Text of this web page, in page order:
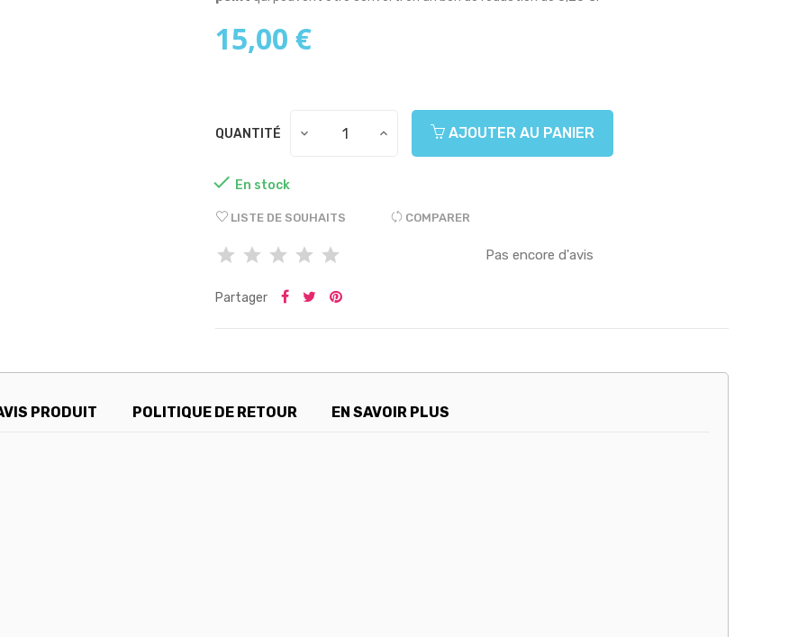
15,00 €
QUANTITÉ AJOUTER AU PANIER
 En stock
LISTE DE SOUHAITS COMPARER
Pas encore d'avis
Partager
PRODUIT POLITIQUE DE RETOUR EN SAVOIR PLUS